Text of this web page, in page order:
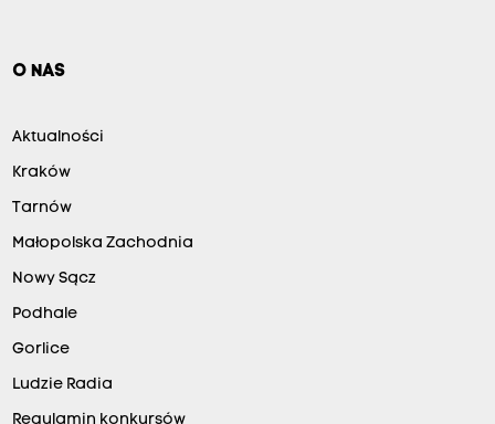
O NAS
Aktualności
Kraków
Tarnów
Małopolska Zachodnia
Nowy Sącz
Podhale
Gorlice
Ludzie Radia
Regulamin konkursów